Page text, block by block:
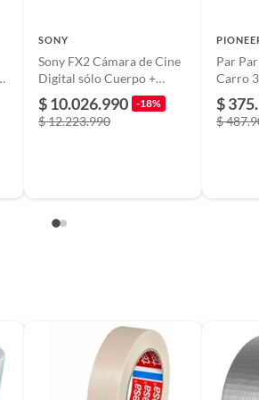
seguras y duraderas en
y reparaciones generales,
flexibles que te ayudarán a
instantáneos, ideales para
a
SONY
Sony FX2 Cámara de Cine
Digital sólo Cuerpo +
Memoria 128Gb de
200Mbs + Bolso
$ 10.026.990 -18%
$ 12.223.990
Par
Carro
Cm Ts-
Negro
$
$